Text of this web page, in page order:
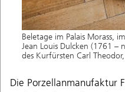
Beletage im Palais Morass,
Jean Louis Dulcken (1761
des Kurfürsten Carl
Die Porzellanmanufaktur